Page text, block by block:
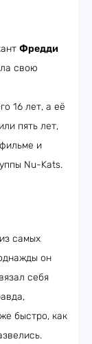
Фредди
свою
16 лет, а её
пять лет,
и
Nu-Kats.
самых
он
себя
быстро, как